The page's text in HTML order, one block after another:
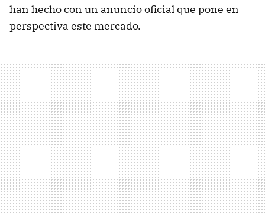
han hecho con un anuncio oficial que pone en
perspectiva este mercado.